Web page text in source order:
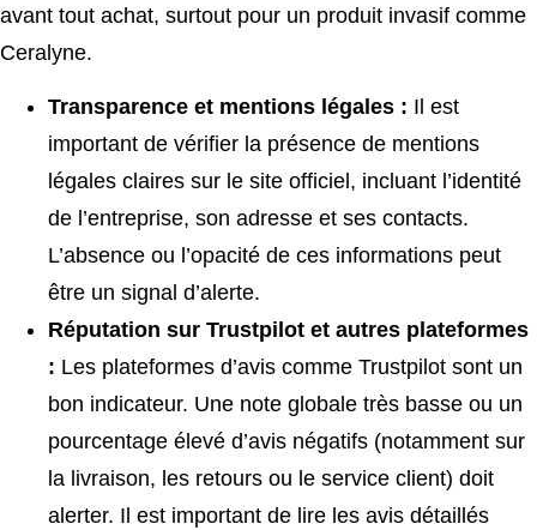
avant tout achat, surtout pour un produit invasif comme
Ceralyne.
Transparence et mentions légales : Il est
important de vérifier la présence de mentions
légales claires sur le site officiel, incluant l’identité
de l’entreprise, son adresse et ses contacts.
L’absence ou l’opacité de ces informations peut
être un signal d’alerte.
Réputation sur Trustpilot et autres plateformes
: Les plateformes d’avis comme Trustpilot sont un
bon indicateur. Une note globale très basse ou un
pourcentage élevé d’avis négatifs (notamment sur
la livraison, les retours ou le service client) doit
alerter. Il est important de lire les avis détaillés